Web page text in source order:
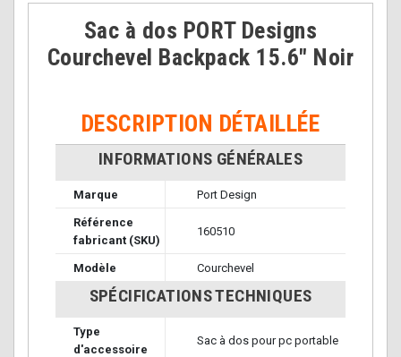
Sac à dos PORT Designs
Courchevel Backpack 15.6" Noir
DESCRIPTION DÉTAILLÉE
INFORMATIONS GÉNÉRALES
Marque Port Design
Référence
fabricant (SKU)
160510
Modèle Courchevel
SPÉCIFICATIONS TECHNIQUES
Type
d'accessoire
Sac à dos pour pc portable